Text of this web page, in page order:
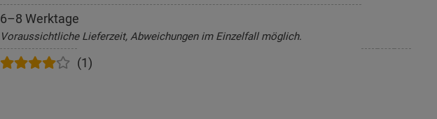
6–8 Werktage
Voraussichtliche Lieferzeit, Abweichungen im Einzelfall möglich.
(1)